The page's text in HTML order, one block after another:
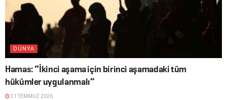
DÜNYA
Hamas: “İkinci aşama için birinci aşamadaki tüm
hükümler uygulanmalı”
31 TEMMUZ 2026